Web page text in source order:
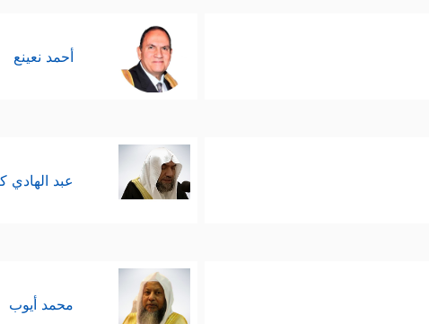
أحمد نعينع
عبد الهادي
محمد أيوب